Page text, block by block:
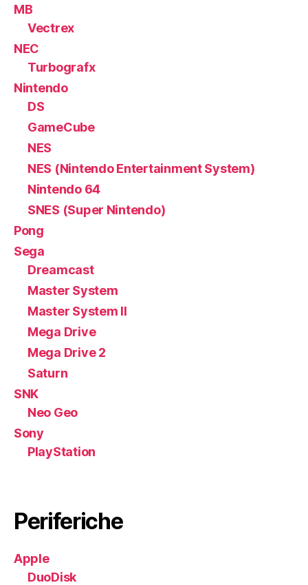
MB
Vectrex
NEC
Turbografx
Nintendo
DS
GameCube
NES
NES (Nintendo Entertainment System)
Nintendo 64
SNES (Super Nintendo)
Pong
Sega
Dreamcast
Master System
Master System II
Mega Drive
Mega Drive 2
Saturn
SNK
Neo Geo
Sony
PlayStation
Periferiche
Apple
DuoDisk